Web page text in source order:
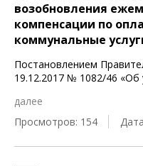
возобновления
компенсации по
коммунальные
Постановлением
19.12.2017 № 1082/46 «Об
далее
Просмотров: 154